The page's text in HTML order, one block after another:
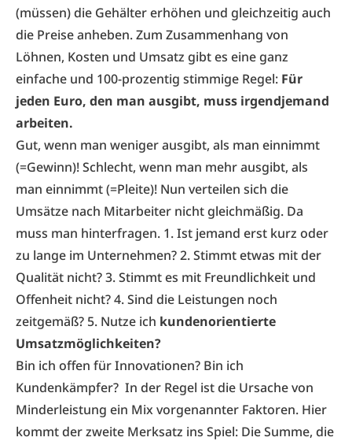
(müssen) die Gehälter erhöhen und gleichzeitig auch
die Preise anheben. Zum Zusammenhang von
Löhnen, Kosten und Umsatz gibt es eine ganz
einfache und 100-prozentig stimmige Regel: Für
jeden Euro, den man ausgibt, muss irgendjemand
arbeiten.
Gut, wenn man weniger ausgibt, als man einnimmt
(=Gewinn)! Schlecht, wenn man mehr ausgibt, als
man einnimmt (=Pleite)! Nun verteilen sich die
Umsätze nach Mitarbeiter nicht gleichmäßig. Da
muss man hinterfragen. 1. Ist jemand erst kurz oder
zu lange im Unternehmen? 2. Stimmt etwas mit der
Qualität nicht? 3. Stimmt es mit Freundlichkeit und
Offenheit nicht? 4. Sind die Leistungen noch
zeitgemäß? 5. Nutze ich kundenorientierte
Umsatzmöglichkeiten?
Bin ich offen für Innovationen? Bin ich
Kundenkämpfer? In der Regel ist die Ursache von
Minderleistung ein Mix vorgenannter Faktoren. Hier
kommt der zweite Merksatz ins Spiel: Die Summe, die